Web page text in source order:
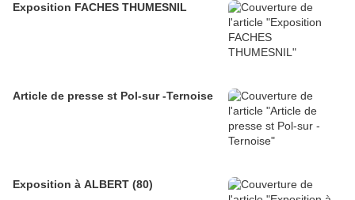
Exposition FACHES THUMESNIL
Article de presse st Pol-sur -Ternoise
Exposition à ALBERT (80)